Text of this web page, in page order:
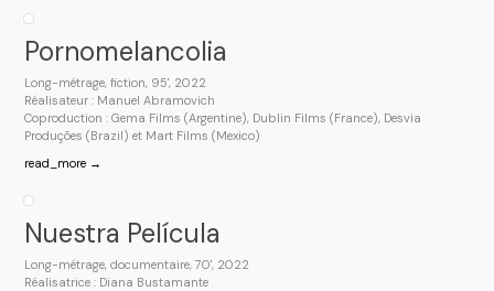
Pornomelancolia
Long-métrage, fiction, 95', 2022
Réalisateur : Manuel Abramovich
Coproduction : Gema Films (Argentine), Dublin Films (France), Desvia
Produções (Brazil) et Mart Films (Mexico)
read_more →
Nuestra Película
Long-métrage, documentaire, 70', 2022
Réalisatrice : Diana Bustamante